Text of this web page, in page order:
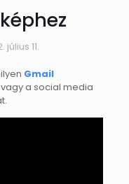
július 11.
Gmail
a social media